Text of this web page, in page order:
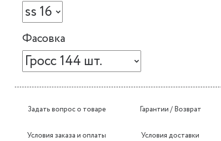
Фасовка
Задать вопрос о товаре Гарантии / Возврат
Условия заказа и оплаты Условия доставки